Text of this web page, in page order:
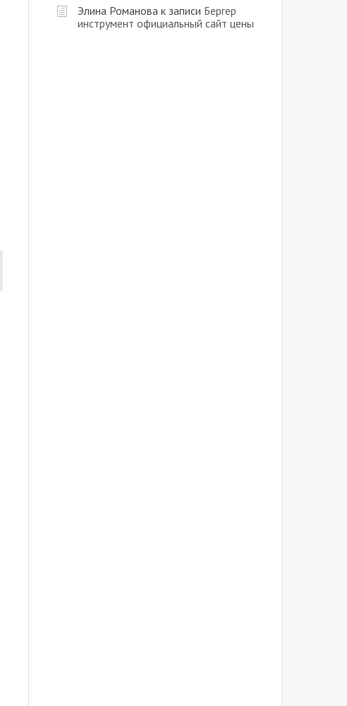
Элина Романова к записи Бергер
инструмент официальный сайт цены